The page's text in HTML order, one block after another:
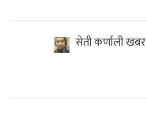
सेती कर्णाली खबर